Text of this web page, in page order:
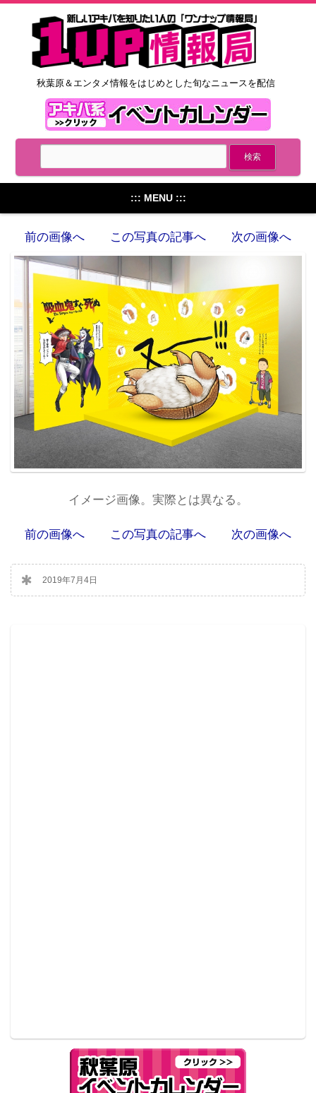
秋葉原＆エンタメ情報をはじめとした旬なニュースを配信
::: MENU :::
前の画像へ この写真の記事へ 次の画像へ
イメージ画像。実際とは異なる。
前の画像へ この写真の記事へ 次の画像へ
2019年7月4日